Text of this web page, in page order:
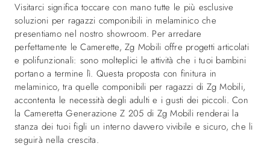
Visitarci significa toccare con mano tutte le più esclusive
soluzioni per ragazzi componibili in melaminico che
presentiamo nel nostro showroom. Per arredare
perfettamente le Camerette, Zg Mobili offre progetti articolati
e polifunzionali: sono molteplici le attività che i tuoi bambini
portano a termine lì. Questa proposta con finitura in
melaminico, tra quelle componibili per ragazzi di Zg Mobili,
accontenta le necessità degli adulti e i gusti dei piccoli. Con
la Cameretta Generazione Z 205 di Zg Mobili renderai la
stanza dei tuoi figli un interno davvero vivibile e sicuro, che li
seguirà nella crescita.